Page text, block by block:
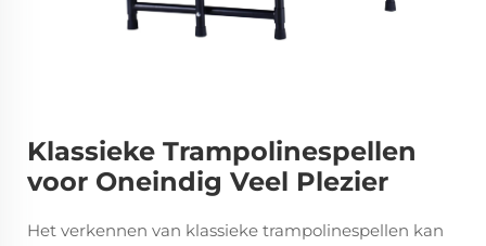
Klassieke Trampolinespellen
voor Oneindig Veel Plezier
Het verkennen van klassieke trampolinespellen kan